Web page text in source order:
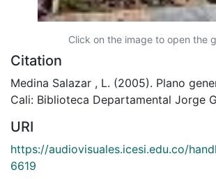
Click on the image to open the
Citation
Medina Salazar , L. (2005). Plano
Cali: Biblioteca Departamental Jorge
URI
https://audiovisuales.icesi.edu.co/
6619